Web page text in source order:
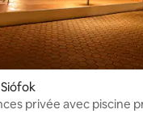
privée avec piscine